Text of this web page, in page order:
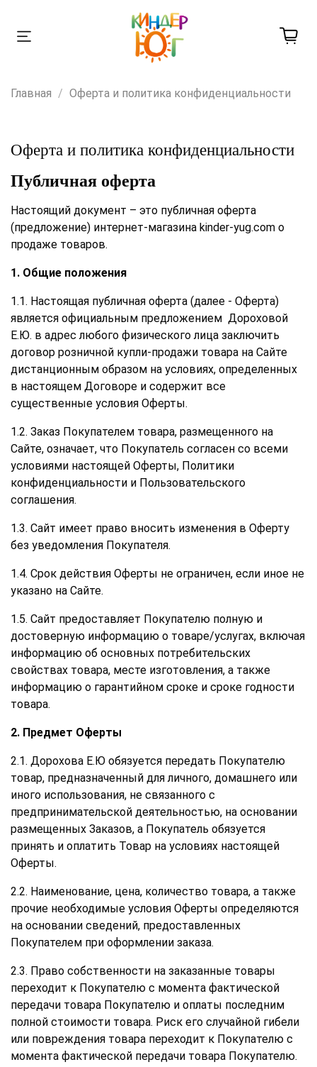
Главная Оферта и политика конфиденциальности
Оферта и политика конфиденциальности
Публичная оферта
Настоящий документ – это публичная оферта
(предложение) интернет-магазина kinder-yug.com о
продаже товаров.
1. Общие положения
1.1. Настоящая публичная оферта (далее - Оферта)
является официальным предложением Дороховой
Е.Ю. в адрес любого физического лица заключить
договор розничной купли-продажи товара на Сайте
дистанционным образом на условиях, определенных
в настоящем Договоре и содержит все
существенные условия Оферты.
1.2. Заказ Покупателем товара, размещенного на
Сайте, означает, что Покупатель согласен со всеми
условиями настоящей Оферты, Политики
конфиденциальности и Пользовательского
соглашения.
1.3. Сайт имеет право вносить изменения в Оферту
без уведомления Покупателя.
1.4. Срок действия Оферты не ограничен, если иное не
указано на Сайте.
1.5. Сайт предоставляет Покупателю полную и
достоверную информацию о товаре/услугах, включая
информацию об основных потребительских
свойствах товара, месте изготовления, а также
информацию о гарантийном сроке и сроке годности
товара.
2. Предмет Оферты
2.1. Дорохова Е.Ю обязуется передать Покупателю
товар, предназначенный для личного, домашнего или
иного использования, не связанного с
предпринимательской деятельностью, на основании
размещенных Заказов, а Покупатель обязуется
принять и оплатить Товар на условиях настоящей
Оферты.
2.2. Наименование, цена, количество товара, а также
прочие необходимые условия Оферты определяются
на основании сведений, предоставленных
Покупателем при оформлении заказа.
2.3. Право собственности на заказанные товары
переходит к Покупателю с момента фактической
передачи товара Покупателю и оплаты последним
полной стоимости товара. Риск его случайной гибели
или повреждения товара переходит к Покупателю с
момента фактической передачи товара Покупателю.